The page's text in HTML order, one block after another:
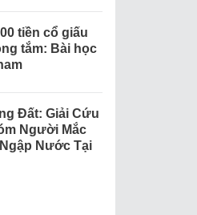
tiền cổ giấu
tắm: Bài học
Đất: Giải Cứu
Người Mắc
Nước Tại